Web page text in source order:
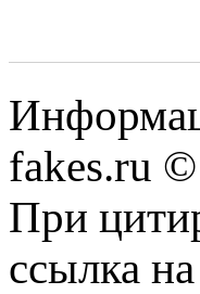
fakes.ru ©
При
ссылка